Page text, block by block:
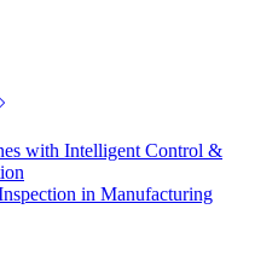
with Intelligent Control &
in Manufacturing